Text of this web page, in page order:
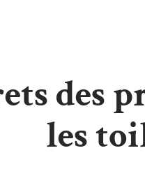
des
les